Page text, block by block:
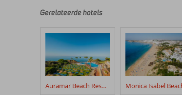
door
klanten
geschreven
na
hun
verblijf
Janelas
Gerelateerde hotels
Auramar Beach Resort